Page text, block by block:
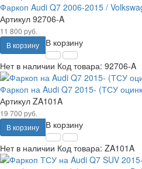
Фаркоп Audi Q7 2006-2015 /
Артикул 92706-A
11 800 руб.
В корзину
В корзину
Нет в наличии Код товара: 92706-A
Фаркоп на Audi Q7 2015- (ТСУ
Артикул ZA101A
19 700 руб.
В корзину
В корзину
Нет в наличии Код товара: ZA101A